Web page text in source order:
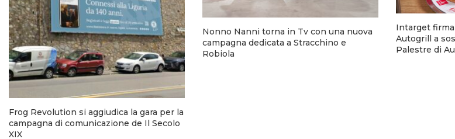
Frog Revolution si aggiudica la gara per la
campagna di comunicazione de Il Secolo
XIX
Nonno Nanni torna in Tv con una nuova
campagna dedicata a Stracchino e
Robiola
Intarget
Autogrill a
Palestre di